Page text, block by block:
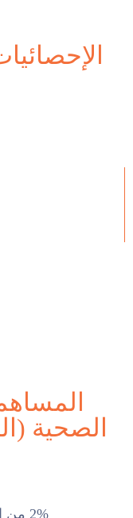
الصحية
2% من إجمالي الخدمات الصحية